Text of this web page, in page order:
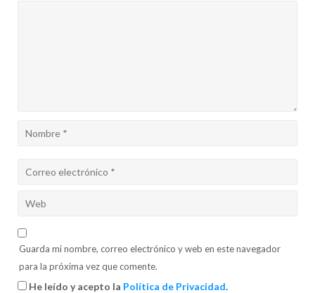
Guarda mi nombre, correo electrónico y web en este navegador
para la próxima vez que comente.
He leído y acepto la Política de Privacidad.